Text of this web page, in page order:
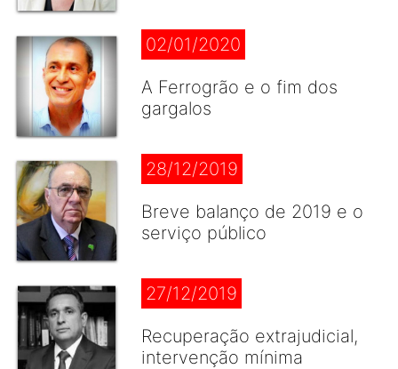
02/01/2020
A Ferrogrão e o fim dos
gargalos
28/12/2019
Breve balanço de 2019 e o
serviço público
27/12/2019
Recuperação extrajudicial,
intervenção mínima